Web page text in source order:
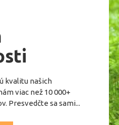
kvalitu našich
viac než 10 000+
Presvedčte sa sami...